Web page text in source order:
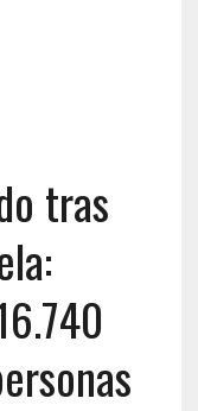
tras